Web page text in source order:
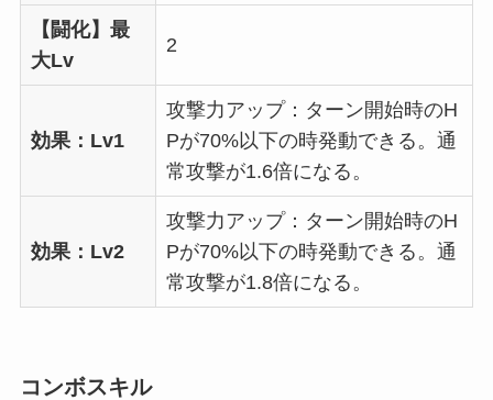
【闘化】最
大Lv
2
効果：Lv1
攻撃力アップ：ターン開始時のH
Pが70%以下の時発動できる。通
常攻撃が1.6倍になる。
効果：Lv2
攻撃力アップ：ターン開始時のH
Pが70%以下の時発動できる。通
常攻撃が1.8倍になる。
コンボスキル